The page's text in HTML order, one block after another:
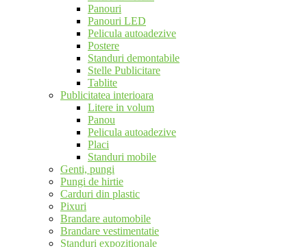
Panouri
Panouri LED
Pelicula autoadezive
Postere
Standuri demontabile
Stelle Publicitare
Tablite
Publicitatea interioara
Litere in volum
Panou
Pelicula autoadezive
Placi
Standuri mobile
Genti, pungi
Pungi de hirtie
Carduri din plastic
Pixuri
Brandare automobile
Brandare vestimentatie
Standuri expozitionale